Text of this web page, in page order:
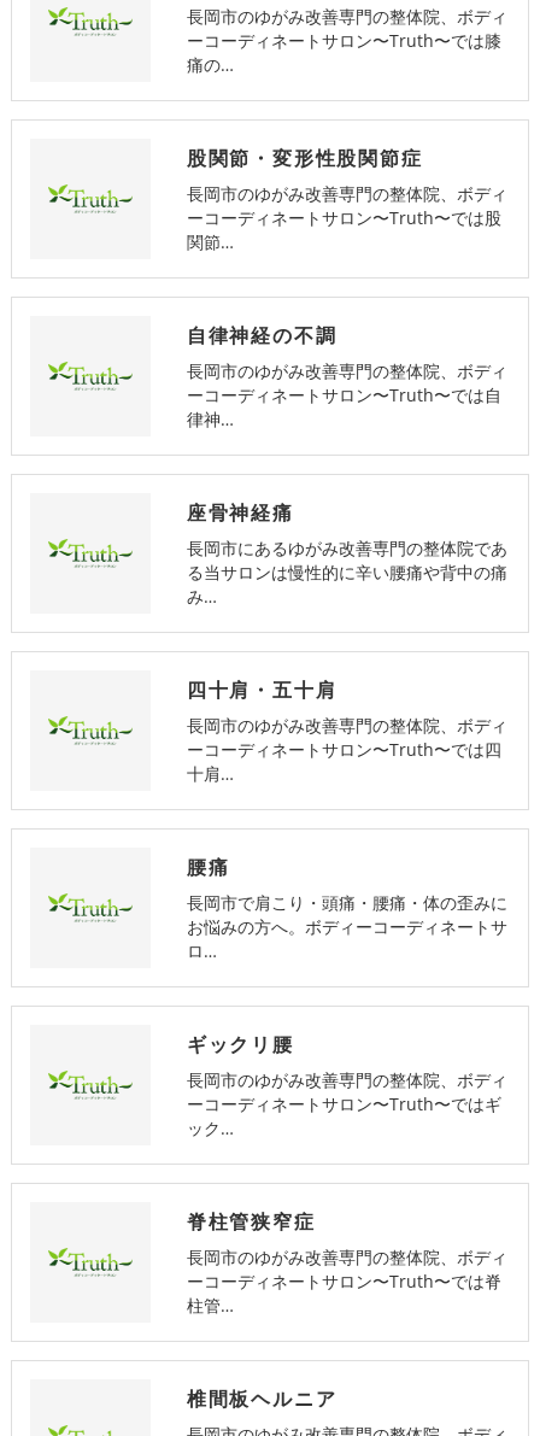
長岡市のゆがみ改善専門の整体院、ボディ
ーコーディネートサロン〜Truth〜では膝
痛の…
股関節・変形性股関節症
長岡市のゆがみ改善専門の整体院、ボディ
ーコーディネートサロン〜Truth〜では股
関節…
自律神経の不調
長岡市のゆがみ改善専門の整体院、ボディ
ーコーディネートサロン〜Truth〜では自
律神…
座骨神経痛
長岡市にあるゆがみ改善専門の整体院であ
る当サロンは慢性的に辛い腰痛や背中の痛
み…
四十肩・五十肩
長岡市のゆがみ改善専門の整体院、ボディ
ーコーディネートサロン〜Truth〜では四
十肩…
腰痛
長岡市で肩こり・頭痛・腰痛・体の歪みに
お悩みの方へ。ボディーコーディネートサ
ロ…
ギックリ腰
長岡市のゆがみ改善専門の整体院、ボディ
ーコーディネートサロン〜Truth〜ではギ
ック…
脊柱管狭窄症
長岡市のゆがみ改善専門の整体院、ボディ
ーコーディネートサロン〜Truth〜では脊
柱管…
椎間板ヘルニア